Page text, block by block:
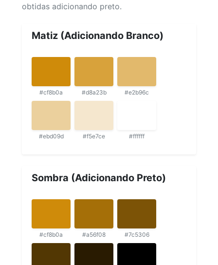
obtidas adicionando preto.
Matiz (Adicionando Branco)
#cf8b0a #d8a23b #e2b96c
#ebd09d #f5e7ce #ffffff
Sombra (Adicionando Preto)
#cf8b0a #a56f08 #7c5306